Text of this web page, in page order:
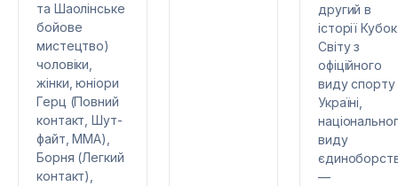
та Шаолінське
бойове
мистецтво)
чоловіки,
жінки, юніори
Герц (Повний
контакт, Шут-
файт, ММА),
Борня (Легкий
контакт),
другий в
історії Кубок
Світу з
офіційного
виду спорту
Україні,
виду
—